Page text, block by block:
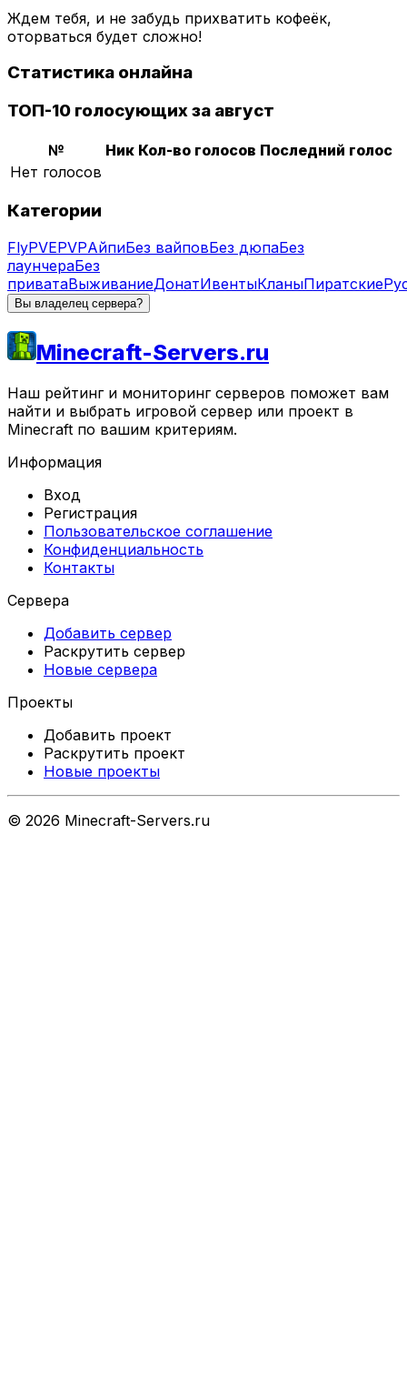
Ждем тебя, и не забудь прихватить кофеёк,
оторваться будет сложно!
Статистика онлайна
ТОП-10 голосующих за август
№ Ник Кол-во голосов Последний голос
Нет голосов
Категории
FlyPVEPVPАйпиБез вайповБез дюпаБез
лаунчераБез
приватаВыживаниеДонатИвентыКланыПиратские
Вы владелец сервера?
Minecraft-Servers.ru
Наш рейтинг и мониторинг серверов поможет вам
найти и выбрать игровой сервер или проект в
Minecraft по вашим критериям.
Информация
Вход
Регистрация
Пользовательское соглашение
Конфиденциальность
Контакты
Сервера
Добавить сервер
Раскрутить сервер
Новые сервера
Проекты
Добавить проект
Раскрутить проект
Новые проекты
© 2026 Minecraft-Servers.ru